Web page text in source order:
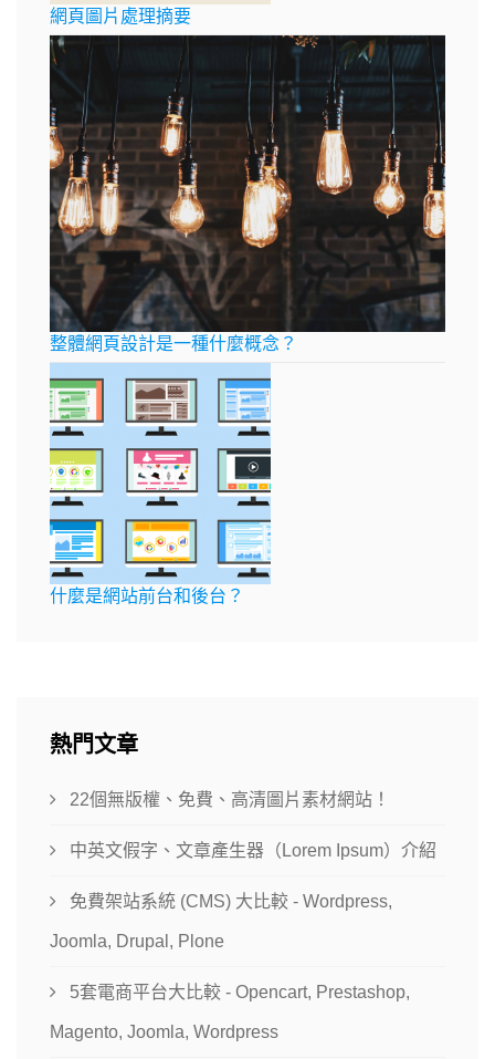
網頁圖片處理摘要
整體網頁設計是一種什麼概念？
什麼是網站前台和後台？
熱門文章
22個無版權、免費、高清圖片素材網站！
中英文假字、文章產生器（Lorem Ipsum）介紹
免費架站系統 (CMS) 大比較 - Wordpress,
Joomla, Drupal, Plone
5套電商平台大比較 - Opencart, Prestashop,
Magento, Joomla, Wordpress